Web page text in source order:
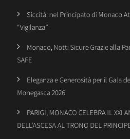
Siccità: nel Principato di Monaco
“Vigilanza”
Monaco, Notti Sicure Grazie alla
SAFE
Eleganza e Generosità per il Gala
Monegasca 2026
PARIGI, MONACO CELEBRA IL XXI
DELL’ASCESA AL TRONO DEL